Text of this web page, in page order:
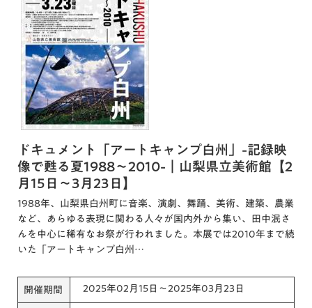
ドキュメント「アートキャンプ白州」-記録映
像で甦る夏1988～2010-｜山梨県立美術館【2
月15日～3月23日】
1988年、山梨県白州町に音楽、演劇、舞踊、美術、建築、農業
など、あらゆる表現に関わる人々が国内外から集い、田中泯さ
んを中心に稀有なお祭が行われました。本展では2010年まで続
いた「アートキャンプ白州…
開催期間 2025年02月15日～2025年03月23日